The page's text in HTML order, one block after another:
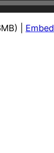
| Embed